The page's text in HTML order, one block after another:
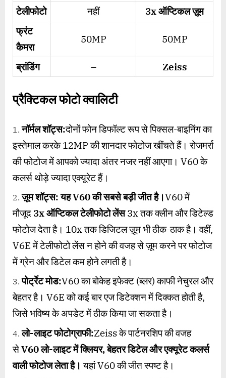
टेलीफोटो नहीं 3xऑप्टिकल ज़ूम
फ्रंट
कैमरा
50MP 50MP
ब्रांडिंग – Zeiss
प्रैक्टिकल फोटो क्वालिटी
नॉर्मल शॉट्स:दोनों फोन डिफॉल्ट रूप से पिक्सल-बाइनिंग का
इस्तेमाल करके 12MP की शानदार फोटोज खींचते हैं। रोजमर्रा
की फोटोज में आपको ज्यादा अंतर नजर नहीं आएगा। V60 के
कलर्स थोड़े ज्यादा एक्यूरेट हैं।
ज़ूम शॉट्स: यहV60की सबसे बड़ी जीत है।V60 में
मौजूद 3xऑप्टिकल टेलीफोटो लेंस3x तक क्लीन और डिटेल्ड
फोटोज देता है। 10x तक डिजिटल ज़ूम भी ठीक-ठाक है। वहीं,
V6E में टेलीफोटो लेंस न होने की वजह से ज़ूम करने पर फोटोज
में ग्रेन और डिटेल कम होने लगती है।
पोर्ट्रेट मोड:V60 का बोकेह इफेक्ट (ब्लर) काफी नेचुरल और
बेहतर है। V6E को कई बार एज डिटेक्शन में दिक्कत होती है,
जिसे भविष्य के अपडेट में ठीक किया जा सकता है।
लो-लाइट फोटोग्राफी:Zeiss के पार्टनरशिप की वजह
सेV60लो-लाइट में क्लियर,बेहतर डिटेल और एक्यूरेट कलर्स
वाली फोटोज लेता है। यहां V60 की जीत स्पष्ट है।